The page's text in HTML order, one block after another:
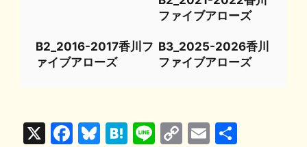
ファイブアローズ
B2_2016-2017香川フ
ァイブアローズ
B3_2025-2026香川
ファイブアローズ
X
F
Bl H
Li C
E